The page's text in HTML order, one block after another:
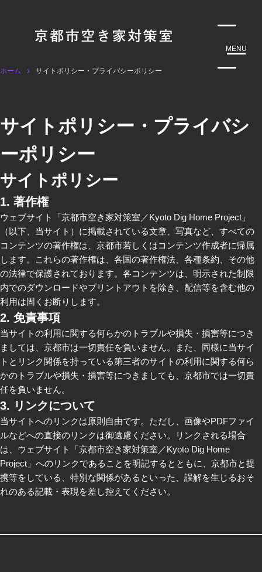
MENU
ホーム サイトポリシー・プライバシーポリシー
サイトポリシー・プライバシ
ーポリシー
サイトポリシー
1. 著作権
ウェブサイト「京都市空き家対策室／Kyoto Dig Home Project」
（以下、当サイト）に掲載されている文章、写真など、すべての
コンテンツの著作権は、京都市若しくはコンテンツ作成者に帰属
します。これらの著作権は、各国の著作権法、各種条約、その他
の法律で保護されております。各コンテンツは、明示された制限
内でのダウンロードやプリントアウトを除き、配信等を含む他の
利用は固くお断りします。
2. 免責事項
当サイトの利用に関する何らかのトラブルや損失・損害等につき
ましては、京都市は一切責任を負いません。また、同様に当サイ
トとリンク関係を持っている第三者のサイトの利用に関する何ら
かのトラブルや損失・損害等につきましても、京都市では一切責
任を負いません。
3. リンクについて
当サイトへのリンクは原則自由です。ただし、画像やPDFファイ
ルなどへの直接のリンクは御遠慮ください。リンクされる場合
は、ウェブサイト「京都市空き家対策室／Kyoto Dig Home
Project」へのリンクであることを明記するとともに、京都市と提
携等をしている、特別な関係があるといった、誤解を生じるおそ
れのある記載・表現を差し控えてください。